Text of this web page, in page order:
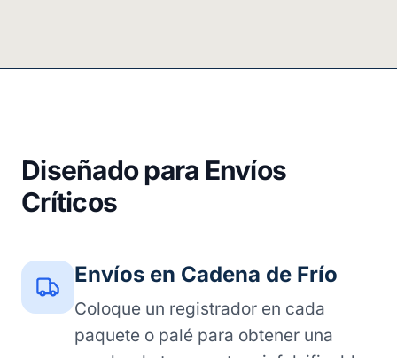
Diseñado para Envíos
Críticos
Envíos en Cadena de Frío
Coloque un registrador en cada
paquete o palé para obtener una